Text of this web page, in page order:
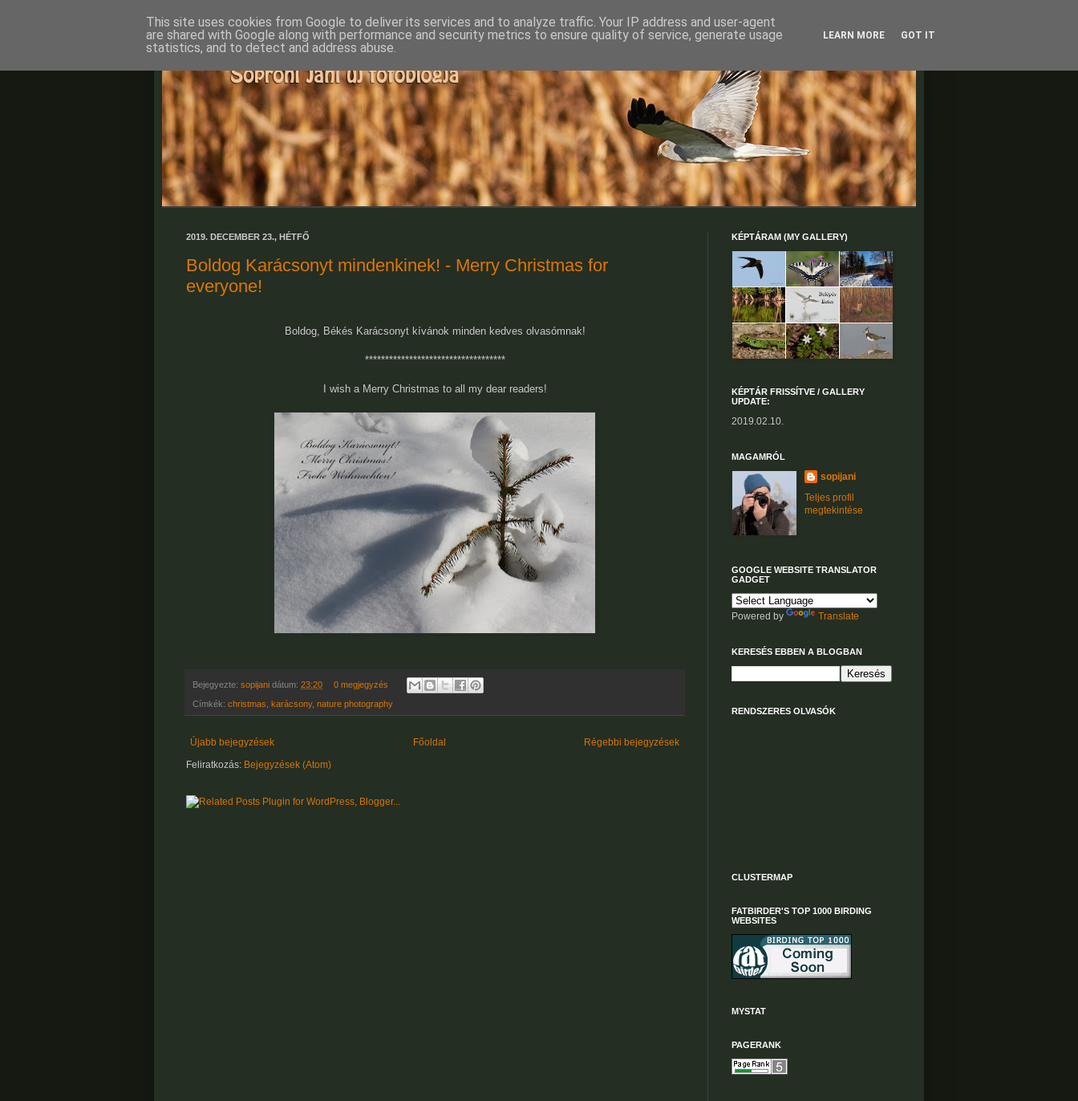
2019. DECEMBER 23., HÉTFŐ
Boldog Karácsonyt mindenkinek! - Merry Christmas for
everyone!
Boldog, Békés Karácsonyt kívánok minden kedves olvasómnak!
***********************************
I wish a Merry Christmas to all my dear readers!
Bejegyezte: sopijani dátum: 23:20 0 megjegyzés
Címkék: christmas karácsony, nature photography
Újabb bejegyzések Régebbi bejegyzések
Főoldal
Feliratkozás: Bejegyzések (Atom)
KÉPTÁRAM (MY GALLERY)
KÉPTÁR FRISSÍTVE / GALLERY
UPDATE:
2019.02.10.
MAGAMRÓL
sopijani
Teljes profil
megtekintése
GOOGLE WEBSITE TRANSLATOR
GADGET
Powered by Translate
KERESÉS EBBEN A BLOGBAN
RENDSZERES OLVASÓK
CLUSTERMAP
FATBIRDER'S TOP 1000 BIRDING
WEBSITES
MYSTAT
PAGERANK
This site uses cookies from Google to deliver its services and to analyze traffic. Your IP address and user-agent
are shared with Google along with performance and security metrics to ensure quality of service, generate usage
statistics, and to detect and address abuse.
LEARN MORE GOT IT